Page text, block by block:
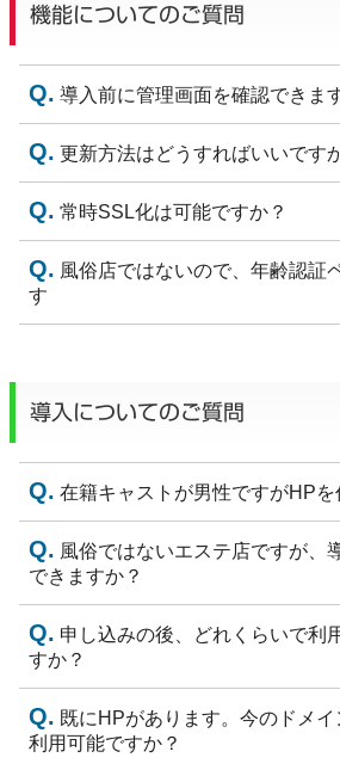
機能についてのご質問
導入前に管理画面を確認できま
更新方法はどうすればいいです
常時SSL化は可能ですか？
風俗店ではないので、年齢認証
す
導入についてのご質問
在籍キャストが男性ですがHPを
風俗ではないエステ店ですが、
できますか？
申し込みの後、どれくらいで利
すか？
既にHPがあります。今のドメイ
利用可能ですか？